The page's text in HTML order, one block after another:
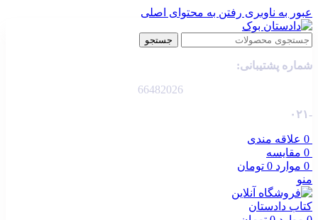
عبور به ناوبری رفتن به محتوای اصلی
جستجو
شماره پشتیبانی:
66482026
-۰۲۱
0 علاقه مندی
0 مقایسه
0 موارد 0 تومان
منو